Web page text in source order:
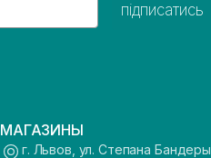
підписатись
МАГАЗИНЫ
г. Львов, ул. Степана